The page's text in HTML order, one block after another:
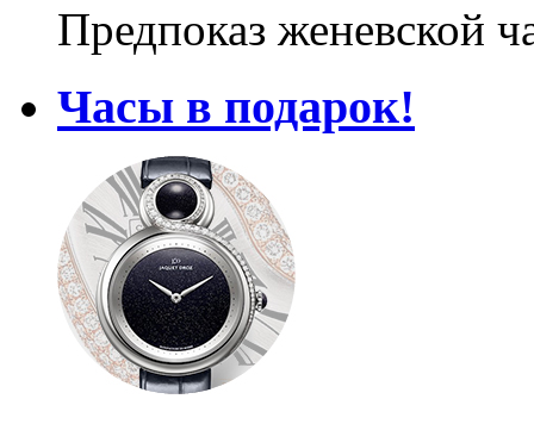
Предпоказ женевской
Часы в подарок!